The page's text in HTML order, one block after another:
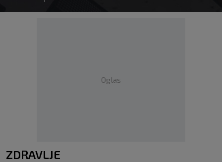
Oglas
ZDRAVLJE